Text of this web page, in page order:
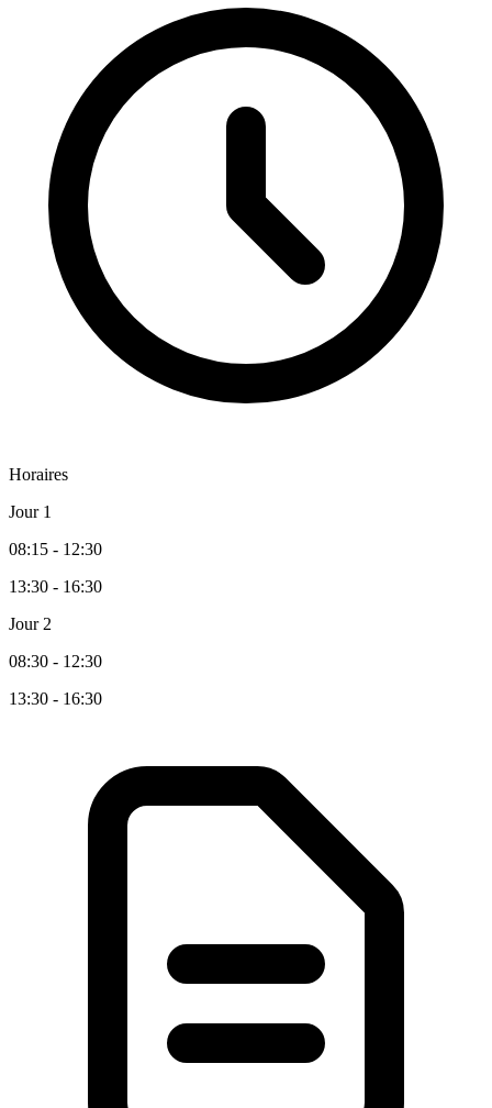
Horaires
Jour 1
08:15 - 12:30
13:30 - 16:30
Jour 2
08:30 - 12:30
13:30 - 16:30